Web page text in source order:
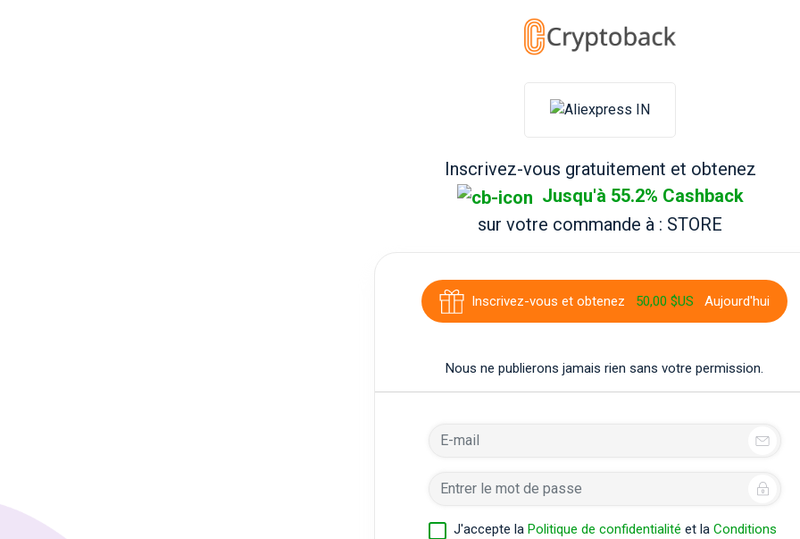
Inscrivez-vous gratuitement et obtenez
Jusqu'à 55.2% Cashback
sur votre commande à : STORE
Inscrivez-vous et obtenez 50,00 $US Aujourd'hui
Nous ne publierons jamais rien sans votre permission.
J'accepte laPolitique de confidentialitéet laConditions